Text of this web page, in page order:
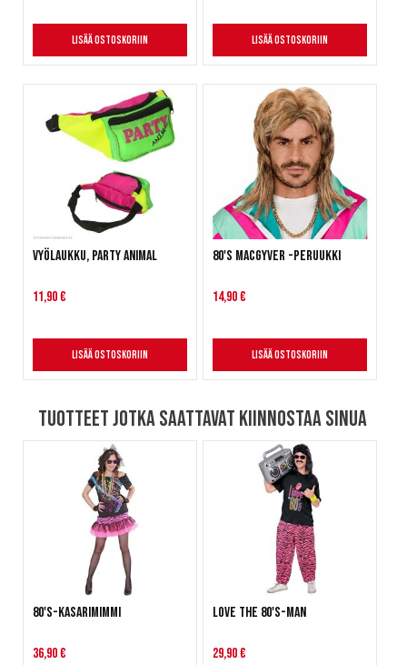
Lisää ostoskoriin Lisää ostoskoriin
Vyölaukku, Party Animal
11,90 €
Lisää ostoskoriin
80's Macgyver -peruukki
14,90 €
Lisää ostoskoriin
Tuotteet jotka saattavat kiinnostaa sinua
80's-Kasarimimmi
36,90 €
Love the 80's-man
29,90 €